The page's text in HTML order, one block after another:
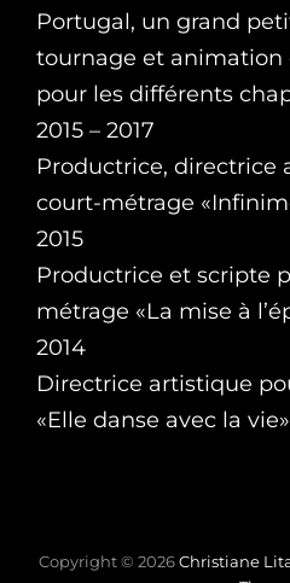
Portugal, un grand
tournage et animation
pour les différents
2015 – 2017
Productrice, directrice
court-métrage
2015
Productrice et scripte
métrage «La mise à
2014
Directrice artistique
«Elle danse avec la vie»
Copyright © 2026Christiane